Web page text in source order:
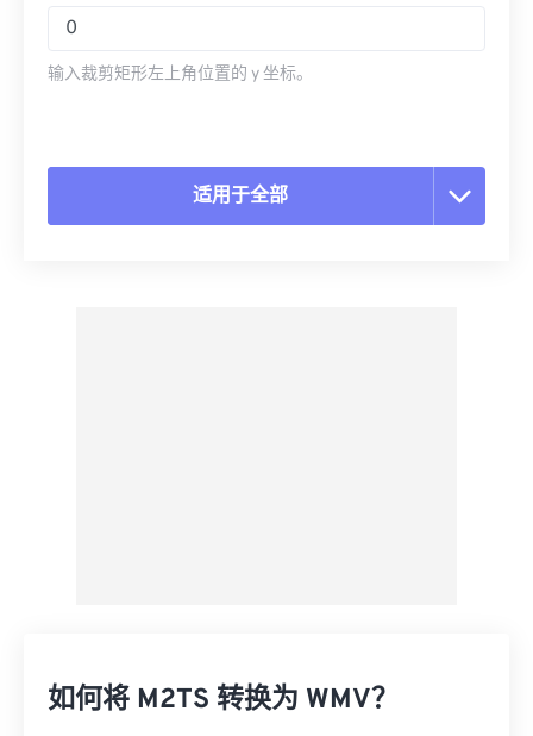
输入裁剪矩形左上角位置的 y 坐标。
适用于全部
如何将 M2TS 转换为 WMV？